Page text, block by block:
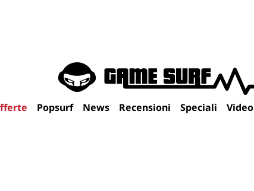
Popsurf News Recensioni Speciali Video